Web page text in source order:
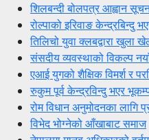
शिलबन्दी बोलपत्र आह्वान
रोल्पाको इरिवाङ केन्द्रबिन्दु
तिलिचो युवा क्लबद्वारा खुला
संसदीय व्यवस्थाको विकल्प
एआई युगको शैक्षिक विमर्श र
रुकुम पूर्व केन्द्रविन्दु भएर
रोम विधान अनुमोदनका लागि
विभेद भोग्नेको आँखाबाट समाज